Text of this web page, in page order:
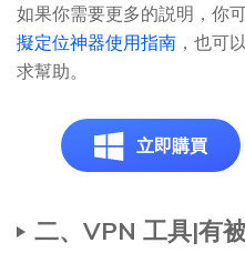
如果你需要更多的説明，你
擬定位神器使用指南 ，也可
求幫助。
立即購買
二、VPN 工具|有